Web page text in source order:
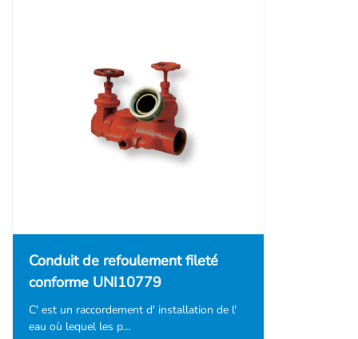
Conduit de refoulement fileté
conforme UNI10779
C' est un raccordement d' installation de l'
eau où lequel les p…